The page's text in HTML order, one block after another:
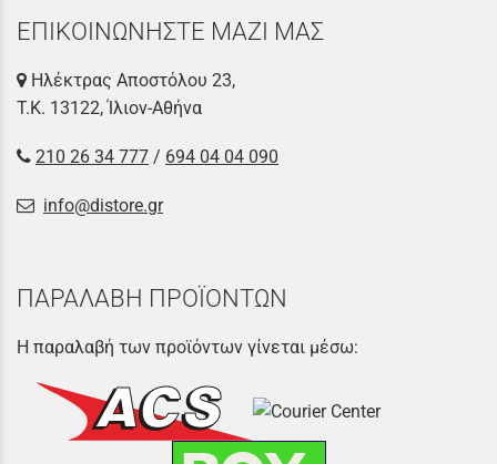
ΕΠΙΚΟΙΝΩΝΗΣΤΕ ΜΑΖΙ ΜΑΣ
Ηλέκτρας Αποστόλου 23,
Τ.Κ. 13122, Ίλιον-Αθήνα
210 26 34 777 / 694 04 04 090
info@distore.gr
ΠΑΡΑΛΑΒΗ ΠΡΟΪΟΝΤΩΝ
Η παραλαβή των προϊόντων γίνεται μέσω: